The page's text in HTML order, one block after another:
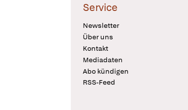
Service
Newsletter
Über uns
Kontakt
Mediadaten
Abo kündigen
RSS-Feed